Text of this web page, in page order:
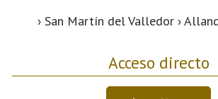
› San Martín del Valledor ›
Acceso directo